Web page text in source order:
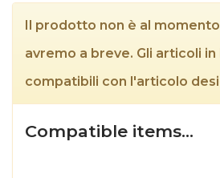
Il prodotto non è al
avremo a breve. Gli articoli in
compatibili con l'articolo
Compatible items…